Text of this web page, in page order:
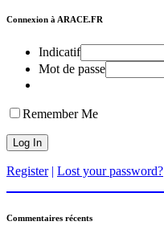
Connexion à ARACE.FR
Indicatif
Mot de passe
Remember Me
Register| Lost your password?
Commentaires récents